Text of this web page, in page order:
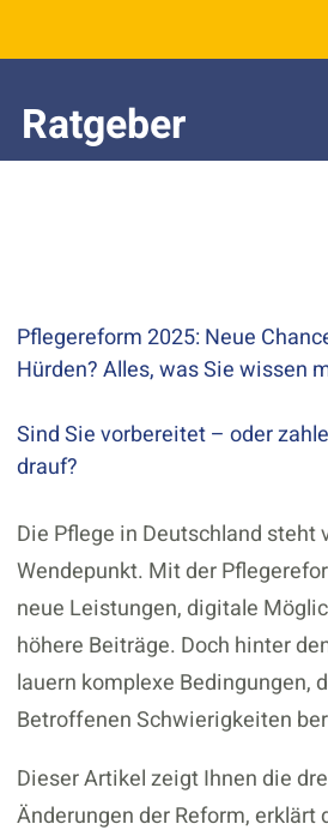
Ratgeber
Pflegereform 2025: Neue
Hürden? Alles, was Sie wissen
Sind Sie vorbereitet – oder
drauf?
Die Pflege in Deutschland steht
Wendepunkt. Mit der
neue Leistungen, digitale
höhere Beiträge. Doch hinter
lauern komplexe Bedingungen,
Betroffenen Schwierigkeiten
Dieser Artikel zeigt Ihnen die
Änderungen der Reform, erklärt